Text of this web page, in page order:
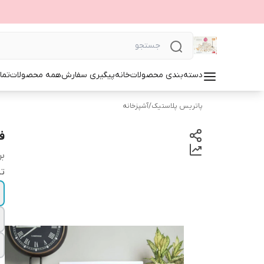
دسته‌بندی محصولاتخانهپیگیری سفارشهمه محصولات
پاتریس پلاستیک/آشپزخانه